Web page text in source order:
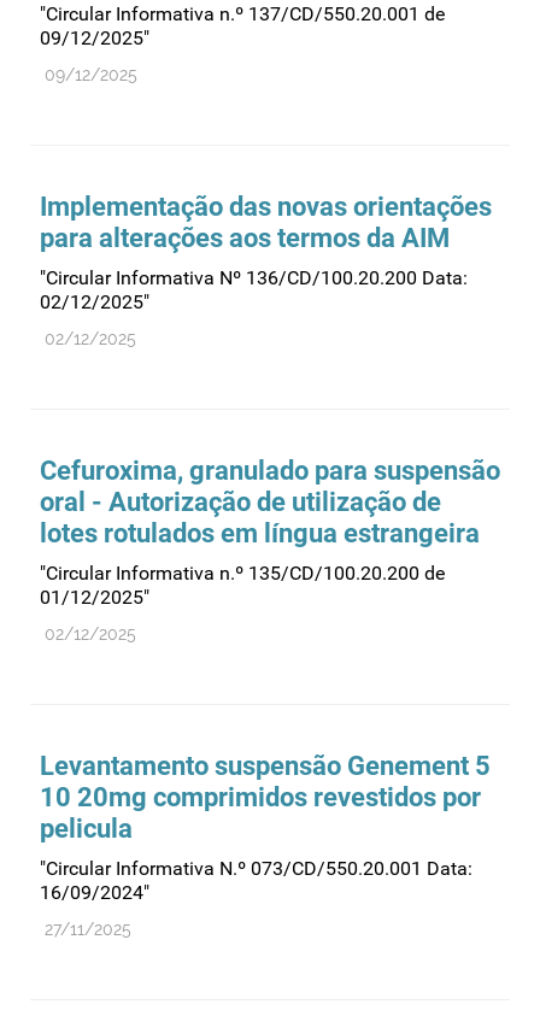
Regulamentação
Relações internacionais
Tecnologias da saúde
Vigilância de cosméticos
Vigilância de dispositivos médicos
"Circular Informativa n.º 137/CD/550.20.001 de
09/12/2025"
09/12/2025
Implementação das novas orientações
para alterações aos termos da AIM
"Circular Informativa Nº 136/CD/100.20.200 Data:
02/12/2025"
02/12/2025
Cefuroxima, granulado para suspensão
oral - Autorização de utilização de
lotes rotulados em língua estrangeira
"Circular Informativa n.º 135/CD/100.20.200 de
01/12/2025"
02/12/2025
Levantamento suspensão Genement 5
10 20mg comprimidos revestidos por
pelicula
"Circular Informativa N.º 073/CD/550.20.001 Data:
16/09/2024"
27/11/2025